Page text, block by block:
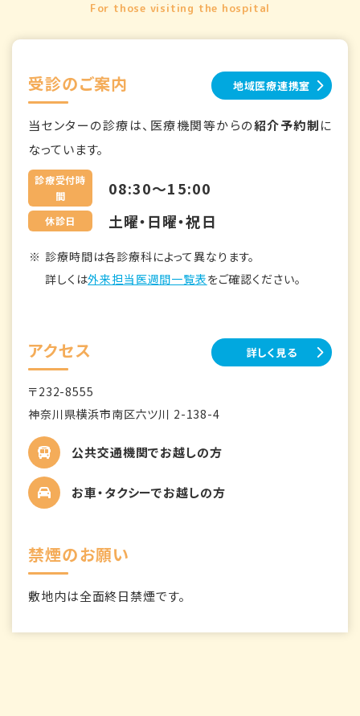
For those visiting the hospital
受診のご案内 地域医療連携室
当センターの診療は、医療機関等からの紹介予約制に
なっています。
診療受付時
間
08:30～15:00
休診日 土曜・日曜・祝日
診療時間は各診療科によって異なります。
詳しくは外来担当医週間一覧表をご確認ください。
アクセス 詳しく見る
〒232-8555
神奈川県横浜市南区六ツ川 2-138-4
公共交通機関でお越しの方
お車・タクシーでお越しの方
禁煙のお願い
敷地内は全面終日禁煙です。